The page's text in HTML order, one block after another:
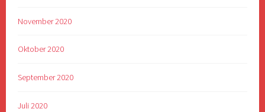
November 2020
Oktober 2020
September 2020
Juli 2020